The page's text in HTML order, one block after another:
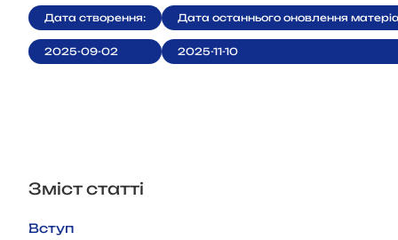
Дата створення:
2025-09-02
Дата останнього оновлення
2025-11-10
Зміст статті
Вступ